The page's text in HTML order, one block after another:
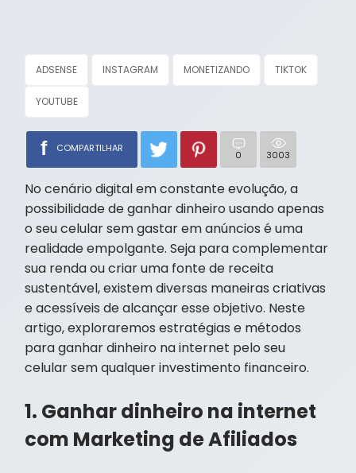
ADSENSE INSTAGRAM MONETIZANDO TIKTOK
YOUTUBE
f COMPARTILHAR
0 3003
No cenário digital em constante evolução, a
possibilidade de ganhar dinheiro usando apenas
o seu celular sem gastar em anúncios é uma
realidade empolgante. Seja para complementar
sua renda ou criar uma fonte de receita
sustentável, existem diversas maneiras criativas
e acessíveis de alcançar esse objetivo. Neste
artigo, exploraremos estratégias e métodos
para ganhar dinheiro na internet pelo seu
celular sem qualquer investimento financeiro.
1. Ganhar dinheiro na internet
com Marketing de Afiliados